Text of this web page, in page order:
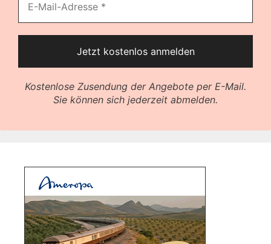
Kostenlose Zusendung der Angebote per E-Mail.
Sie können sich jederzeit abmelden.